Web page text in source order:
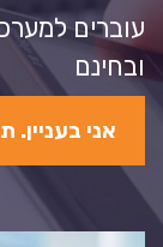
עוברים
ובחינם
אני בעניין.